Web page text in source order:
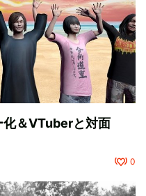
化＆VTuberと対面
0